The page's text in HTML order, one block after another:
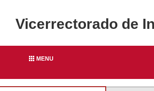
Vicerrectorado de
MENU